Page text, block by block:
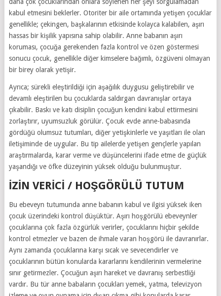
kabul etmesini beklerler. Otoriter bir aile ortamında yetişen çocuklar
genellikle; çekingen, başkalarının etkisinde kolayca kalabilen, aşırı
hassas bir kişilik yapısına sahip olabilir. Anne babanın aşırı
koruması, çocuğa gerekenden fazla kontrol ve özen göstermesi
sonucu çocuk, genellikle diğer kimselere bağımlı, özgüveni olmayan
bir birey olarak yetişir.
Ayrıca; sürekli eleştirildiği için aşağılık duygusu geliştirebilir ve
devamlı eleştirilen bu çocuklarda saldırgan davranışlar ortaya
çıkabilir. Baskı ve katı disiplin çocuğun kendini kabul ettirmesini
zorlaştırır, uyumsuzluk görülür. Çocuk evde anne-babasında
gördüğü olumsuz tutumları, diğer yetişkinlerle ve yaşıtları ile olan
iletişiminde de uygular. Bu tip ailelerde yetişen gençlerle yapılan
araştırmalarda, karar verme ve düşüncelerini ifade etme de güçlük
yaşandığı ve öfke düzeyinin yüksek olduğu bulunmuştur.
İZIN VERICI / HOŞGÖRÜLÜ TUTUM
Bu ebeveyn tutumunda anne babanın kabul ve ilgisi yüksek iken
çocuk üzerindeki kontrol düşüktür. Aşırı hoşgörülü ebeveynler
çocuklarına çok fazla özgürlük verirler, çocuklarını hiçbir şekilde
kontrol etmezler ve bazen de ihmale varan hoşgörü ile davranırlar.
Aynı zamanda çocuklarına karşı sıcak ve sevecendirler ve
çocuklarının bütün konularda kararlarını kendilerinin vermelerine
sınır getirmezler. Çocuğun aşırı hareket ve davranış serbestliği
vardır. Bu tür anne babaların çocukları yemek, yatma, televizyon